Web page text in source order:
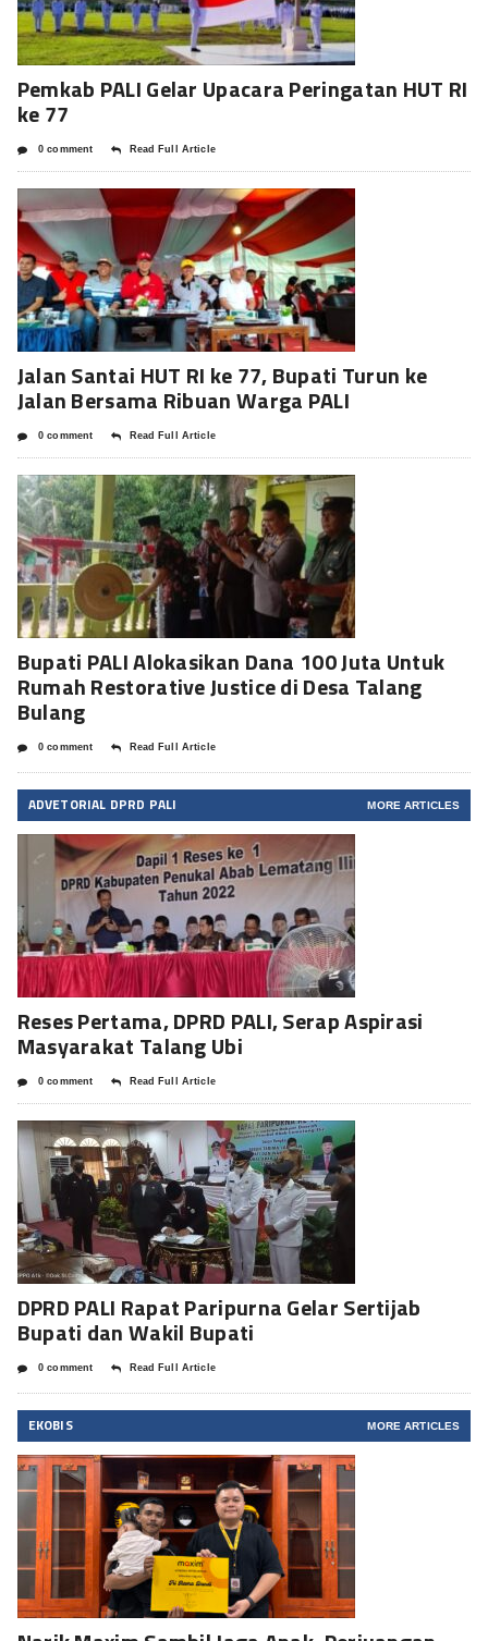
Pemkab PALI Gelar Upacara Peringatan HUT RI
ke 77
0 comment Read Full Article
Jalan Santai HUT RI ke 77, Bupati Turun ke
Jalan Bersama Ribuan Warga PALI
0 comment Read Full Article
Bupati PALI Alokasikan Dana 100 Juta Untuk
Rumah Restorative Justice di Desa Talang
Bulang
0 comment Read Full Article
ADVETORIAL DPRD PALI MORE ARTICLES
Reses Pertama, DPRD PALI, Serap Aspirasi
Masyarakat Talang Ubi
0 comment Read Full Article
DPRD PALI Rapat Paripurna Gelar Sertijab
Bupati dan Wakil Bupati
0 comment Read Full Article
EKOBIS MORE ARTICLES